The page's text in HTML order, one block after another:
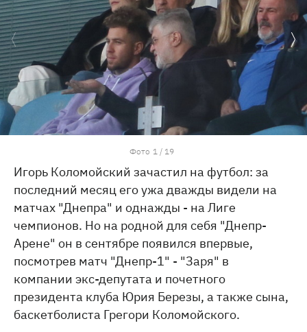
Игорь Коломойский зачастил на футбол: за
последний месяц его ужа дважды видели на
матчах "Днепра" и однажды - на Лиге
чемпионов. Но на родной для себя "Днепр-
Арене" он в сентябре появился впервые,
посмотрев матч "Днепр-1" - "Заря" в
компании экс-депутата и почетного
президента клуба Юрия Березы, а также сына,
баскетболиста Грегори Коломойского.
Фото 1 / 19